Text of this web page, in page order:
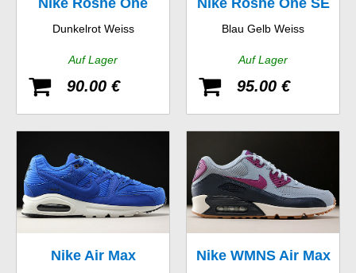
Dunkelrot Weiss
Auf Lager
90.00 €
Blau Gelb Weiss
Auf Lager
95.00 €
Nike Air Max
Nike WMNS Air Max